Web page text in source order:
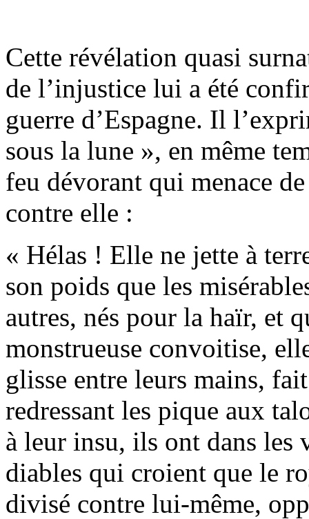
Cette révélation quasi
de l’injustice lui a été
guerre d’Espagne. Il
sous la lune », en même
feu dévorant qui menace
contre elle :
« Hélas ! Elle ne jette à
son poids que les
autres, nés pour la haïr, et
monstrueuse convoitise,
glisse entre leurs mains,
redressant les pique aux
à leur insu, ils ont dans les
diables qui croient que le
divisé contre lui-même,